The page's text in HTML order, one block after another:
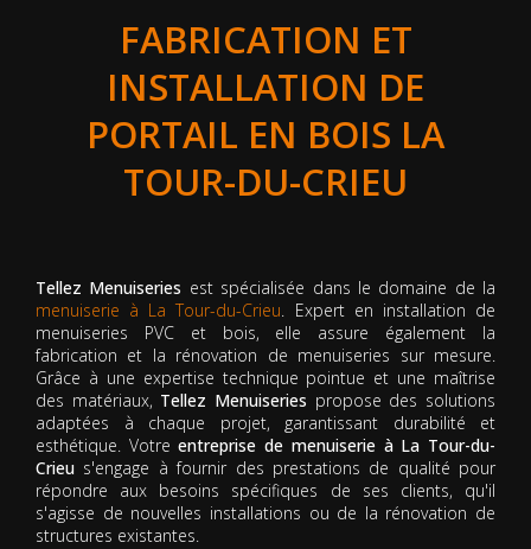
FABRICATION ET
INSTALLATION DE
PORTAIL EN BOIS LA
TOUR-DU-CRIEU
Tellez Menuiseries est spécialisée dans le domaine de la
menuiserie à La Tour-du-Crieu. Expert en installation de
menuiseries PVC et bois, elle assure également la
fabrication et la rénovation de menuiseries sur mesure.
Grâce à une expertise technique pointue et une maîtrise
des matériaux, Tellez Menuiseries propose des solutions
adaptées à chaque projet, garantissant durabilité et
esthétique. Votreentreprise de menuiserie à La Tour-du-
Crieu s'engage à fournir des prestations de qualité pour
répondre aux besoins spécifiques de ses clients, qu'il
s'agisse de nouvelles installations ou de la rénovation de
structures existantes.